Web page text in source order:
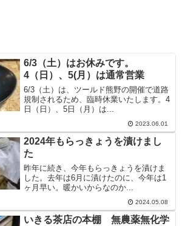
6/3（土）はお休みです。
4（日）、5(月）は通常営業
6/3（土）は、ツールド熊野の開催で道路
規制されるため、臨時休業いたします。4
日（日）、5日（月）は...
2023.06.01
2024年もらっきょうを漬けまし
た
昨年に続き、今年もらっきょうを漬けま
した。去年は6月に漬けたのに、今年は1
ヶ月早い。暖かいからなのか...
2024.05.08
いきる茶店の本棚 無農薬無化学